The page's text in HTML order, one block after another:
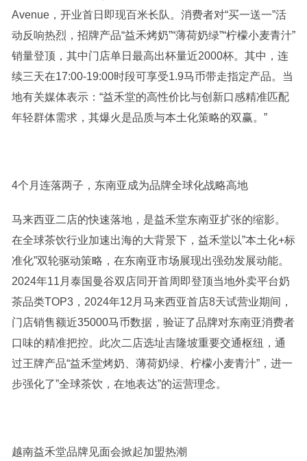
Avenue，开业首日即现百米长队。消费者对“买一送一”活
动反响热烈，招牌产品“益禾烤奶”“薄荷奶绿”“柠檬小麦青汁”
销量登顶，其中门店单日最高出杯量近2000杯。其中，连
续三天在17:00-19:00时段可享受1.9马币带走指定产品。当
地有关媒体表示：“益禾堂的高性价比与创新口感精准匹配
年轻群体需求，其爆火是品质与本土化策略的双赢。”
4个月连落两子，东南亚成为品牌全球化战略高地
马来西亚二店的快速落地，是益禾堂东南亚扩张的缩影。
在全球茶饮行业加速出海的大背景下，益禾堂以”本土化+标
准化”双轮驱动策略，在东南亚市场展现出强劲发展动能。
2024年11月泰国曼谷双店同开首周即登顶当地外卖平台奶
茶品类TOP3，2024年12月马来西亚首店8天试营业期间，
门店销售额近35000马币数据，验证了品牌对东南亚消费者
口味的精准把控。此次二店选址吉隆坡重要交通枢纽，通
过王牌产品“益禾堂烤奶、薄荷奶绿、柠檬小麦青汁”，进一
步强化了”全球茶饮，在地表达”的运营理念。
越南益禾堂品牌见面会掀起加盟热潮